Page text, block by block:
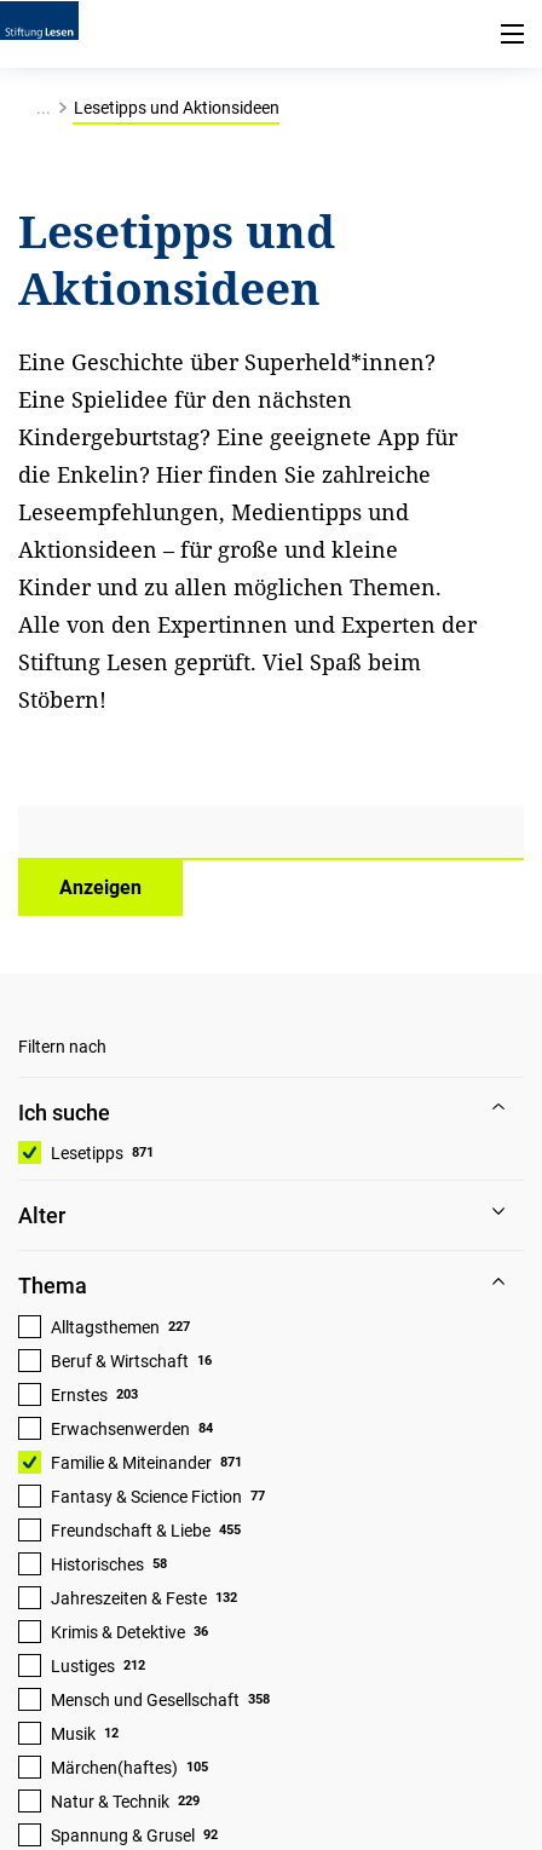
... Lesetipps und Aktionsideen
Lesetipps und
Aktionsideen
Eine Geschichte über Superheld*innen?
Eine Spielidee für den nächsten
Kindergeburtstag? Eine geeignete App für
die Enkelin? Hier finden Sie zahlreiche
Leseempfehlungen, Medientipps und
Aktionsideen – für große und kleine
Kinder und zu allen möglichen Themen.
Alle von den Expertinnen und Experten der
Stiftung Lesen geprüft. Viel Spaß beim
Stöbern!
Anzeigen
Filtern nach
Ich suche
Lesetipps 871
Alter
Thema
Alltagsthemen 227
Beruf & Wirtschaft 16
Ernstes 203
Erwachsenwerden 84
Familie & Miteinander 871
Fantasy & Science Fiction 77
Freundschaft & Liebe 455
Historisches 58
Jahreszeiten & Feste 132
Krimis & Detektive 36
Lustiges 212
Mensch und Gesellschaft 358
Musik 12
Märchen(haftes) 105
Natur & Technik 229
Spannung & Grusel 92